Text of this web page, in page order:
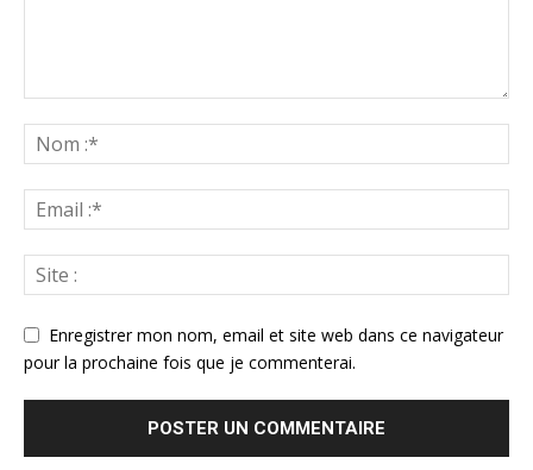
Enregistrer mon nom, email et site web dans ce navigateur
pour la prochaine fois que je commenterai.